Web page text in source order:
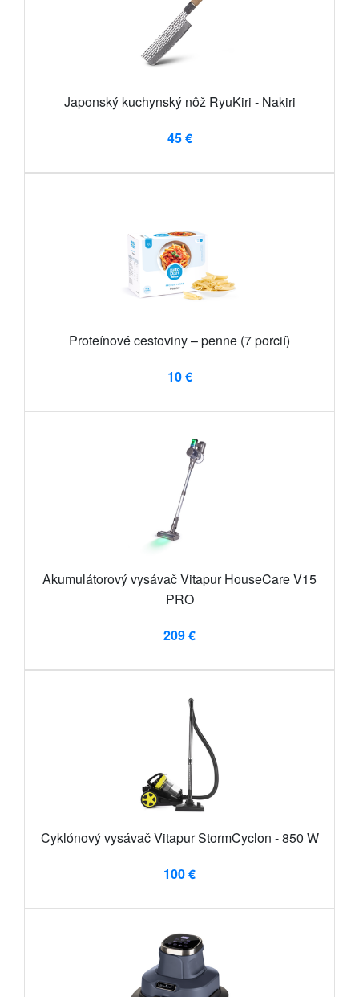
Japonský kuchynský nôž RyuKiri - Nakiri
45 €
Proteínové cestoviny – penne (7 porcií)
10 €
Akumulátorový vysávač Vitapur HouseCare V15
PRO
209 €
Cyklónový vysávač Vitapur StormCyclon - 850 W
100 €